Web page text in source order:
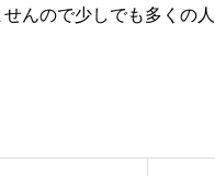
んので少しでも多くの